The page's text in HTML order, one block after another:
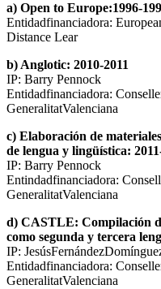
a) Open to Europe:1996-
Entidadfinanciadora:
Distance Lear
b) Anglotic: 2010-2011
IP: Barry Pennock
Entidadfinanciadora:
GeneralitatValenciana
c) Elaboración de
de lengua y lingüística:
IP: Barry Pennock
Entindadfinanciadora:
GeneralitatValenciana
d) CASTLE: Compilación
como segunda y tercera
IP:
Entidadfinanciadora:
GeneralitatValenciana